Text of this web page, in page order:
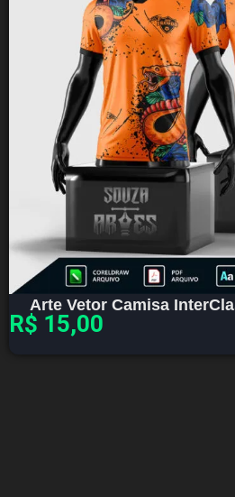
Arte Vetor Camisa
R$ 15,00